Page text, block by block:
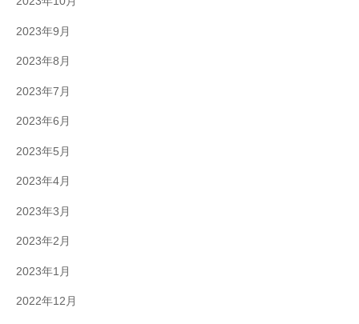
2023年9月
2023年8月
2023年7月
2023年6月
2023年5月
2023年4月
2023年3月
2023年2月
2023年1月
2022年12月